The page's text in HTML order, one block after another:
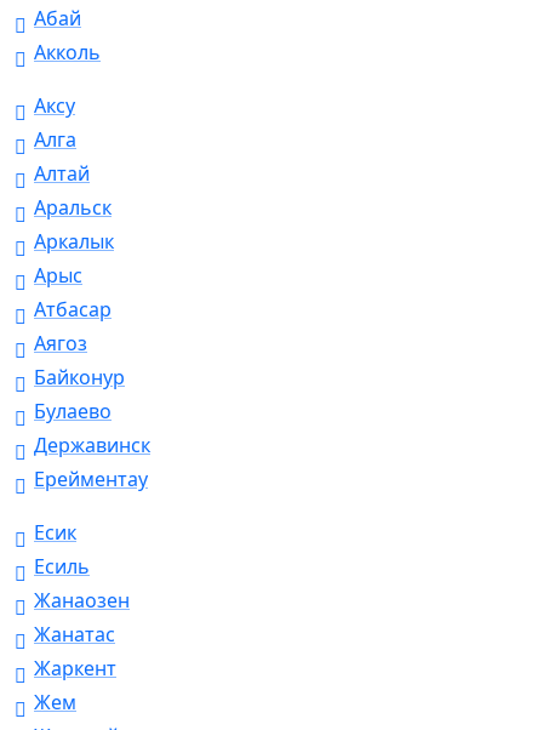
Абай
Акколь
Аксу
Алга
Алтай
Аральск
Аркалык
Арыс
Атбасар
Аягоз
Байконур
Булаево
Державинск
Ерейментау
Есик
Есиль
Жанаозен
Жанатас
Жаркент
Жем